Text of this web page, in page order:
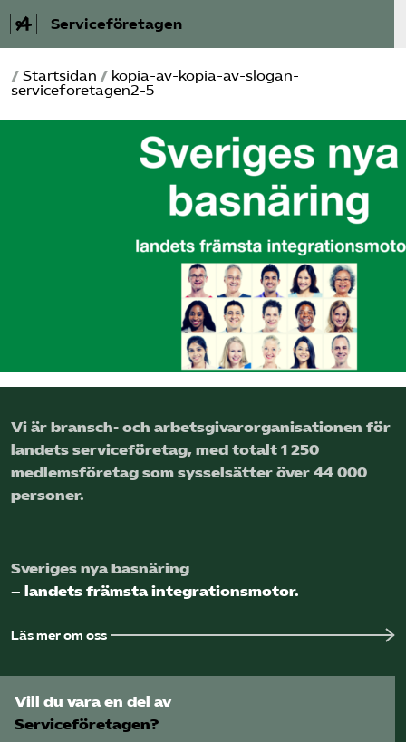
Serviceföretagen
Om Service­företagen
Bli medlem
Logga in på Arbetsgivarguiden
Sök på serviceforetagen.se
Press
Om webbplatsen
/ Startsidan / kopia-av-kopia-av-slogan-
serviceforetagen2-5
Vi är bransch- och arbetsgivar­organisationen för
landets service­företag, med totalt 1 250
medlems­företag som sysselsätter över 44 000
personer.
Sveriges nya basnäring
– landets främsta integrationsmotor.
Läs mer om oss
Vill du vara en del av
Serviceföretagen?